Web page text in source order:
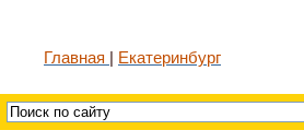
Главная Екатеринбург